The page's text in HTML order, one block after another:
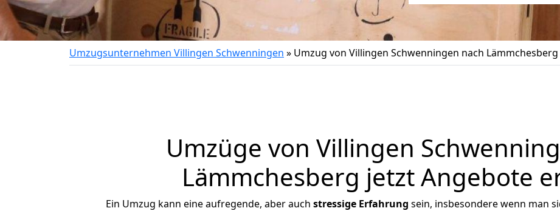
Umzugsunternehmen Villingen Schwenningen » Umzug von Villingen Schwenningen nach Lämmchesberg
Umzüge von Villingen
Lämmchesberg jetzt Angebote
Ein Umzug kann eine aufregende, aber auch stressige Erfahrung sein, insbesondere wenn man